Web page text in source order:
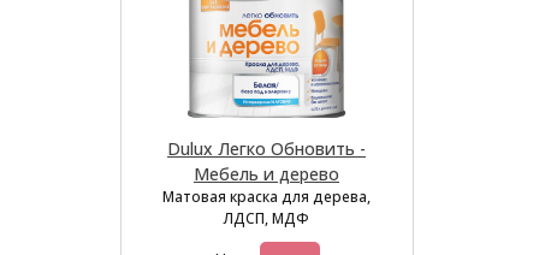
Dulux Легко Обновить -
Мебель и дерево
Матовая краска для дерева,
ЛДСП, МДФ